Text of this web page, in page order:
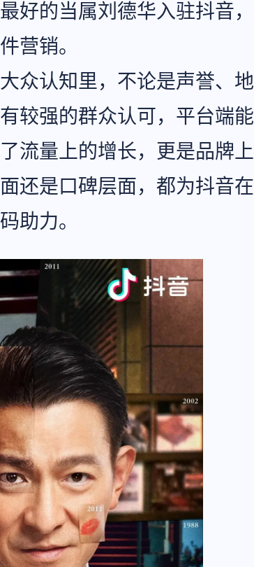
好的当属刘德华入驻抖音，
营销。
众认知里，不论是声誉、地
较强的群众认可，平台端能
流量上的增长，更是品牌上
还是口碑层面，都为抖音在
助力。